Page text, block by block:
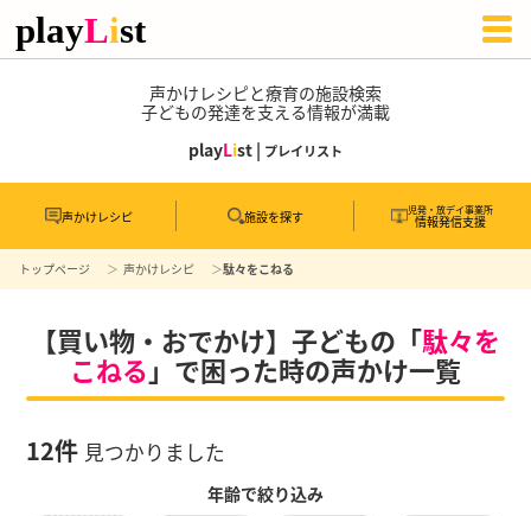
声かけレシピと療育の施設検索
子どもの発達を支える情報が満載
playList | プレイリスト
声かけレシピ 施設を探す 児発・放デイ事業所
情報発信支援
トップページ 声かけレシピ 駄々をこねる
【買い物・おでかけ】子どもの「駄々を
こねる 」で困った時の声かけ一覧
12件 見つかりました
年齢で絞り込み